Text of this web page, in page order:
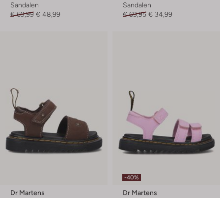
Sandalen
€ 69,99 € 48,99
Sandalen
€ 69,95 € 34,99
Dr Martens
-40%
Dr Martens